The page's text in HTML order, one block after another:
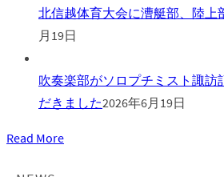
北信越体育大会に漕艇部、陸上
月19日
吹奏楽部がソロプチミスト諏訪
だきました2026年6月19日
Read More